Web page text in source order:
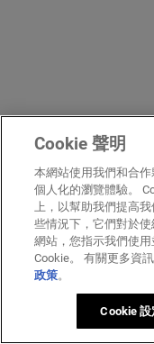
Cookie 聲明
本網站使用我們和合
個人化的瀏覽體驗。
上，以幫助我們提高
些情況下，它們對於
網站，您指示我們使
Cookie。 有關更多資
政策。
Cookie 設